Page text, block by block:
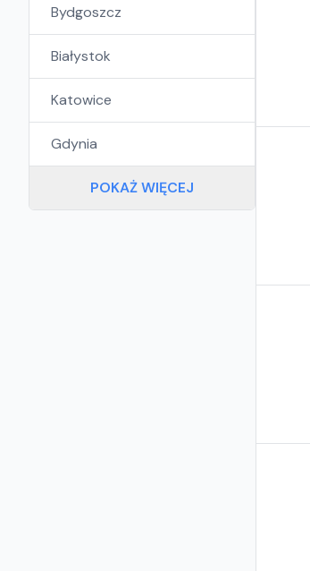
Bydgoszcz
Białystok
Katowice
Gdynia
POKAŻ WIĘCEJ